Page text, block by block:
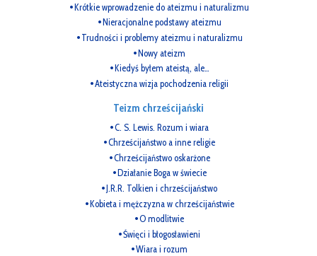
Krótkie wprowadzenie do ateizmu i naturalizmu
Nieracjonalne podstawy ateizmu
Trudności i problemy ateizmu i naturalizmu
Nowy ateizm
Kiedyś byłem ateistą, ale…
Ateistyczna wizja pochodzenia religii
Teizm chrześcijański
C. S. Lewis. Rozum i wiara
Chrześcijaństwo a inne religie
Chrześcijaństwo oskarżone
Działanie Boga w świecie
J.R.R. Tolkien i chrześcijaństwo
Kobieta i mężczyzna w chrześcijaństwie
O modlitwie
Święci i błogosławieni
Wiara i rozum